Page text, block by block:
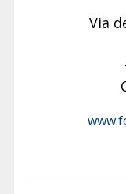
Via